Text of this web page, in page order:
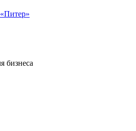
бизнеса